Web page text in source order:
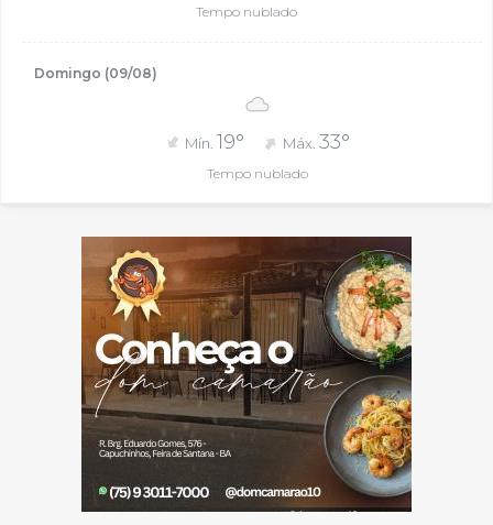
Tempo nublado
Domingo (09/08)
Mín. 19° Máx. 33°
Tempo nublado